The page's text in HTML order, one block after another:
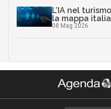
L’IA nel
la mappa
08 Mag 2026